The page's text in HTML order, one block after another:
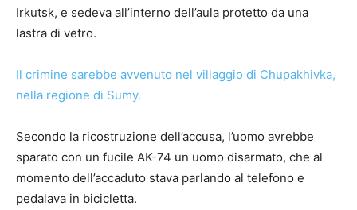
Irkutsk, e sedeva all’interno dell’aula protetto da una
lastra di vetro.
Il crimine sarebbe avvenuto nel villaggio di Chupakhivka,
nella regione di Sumy.
Secondo la ricostruzione dell’accusa, l’uomo avrebbe
sparato con un fucile AK-74 un uomo disarmato, che al
momento dell’accaduto stava parlando al telefono e
pedalava in bicicletta.